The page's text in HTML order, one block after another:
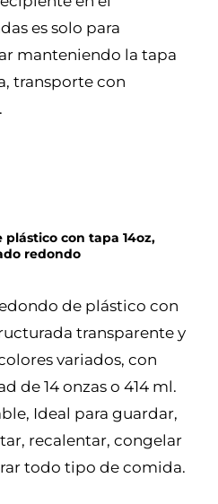
es solo para
manteniendo la tapa
transporte con
plástico con tapa 14oz,
redondo
de plástico con
transparente y
variados, con
de 14 onzas o 414 ml.
Ideal para guardar,
recalentar, congelar
todo tipo de comida.